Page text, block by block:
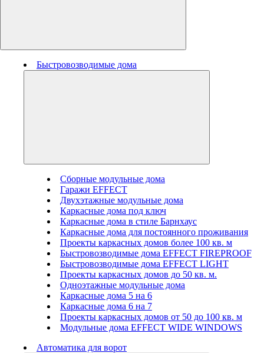
Быстровозводимые дома
Сборные модульные дома
Гаражи EFFECT
Двухэтажные модульные дома
Каркасные дома под ключ
Каркасные дома в стиле Барнхаус
Каркасные дома для постоянного проживания
Проекты каркасных домов более 100 кв. м
Быстровозводимые дома EFFECT FIREPROOF
Быстровозводимые дома EFFECT LIGHT
Проекты каркасных домов до 50 кв. м.
Одноэтажные модульные дома
Каркасные дома 5 на 6
Каркасные дома 6 на 7
Проекты каркасных домов от 50 до 100 кв. м
Модульные дома EFFECT WIDE WINDOWS
Автоматика для ворот